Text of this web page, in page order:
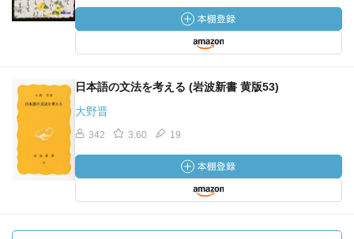
日本語の文法を考える (岩波新書 黄版53)
大野晋
342 3.60 19